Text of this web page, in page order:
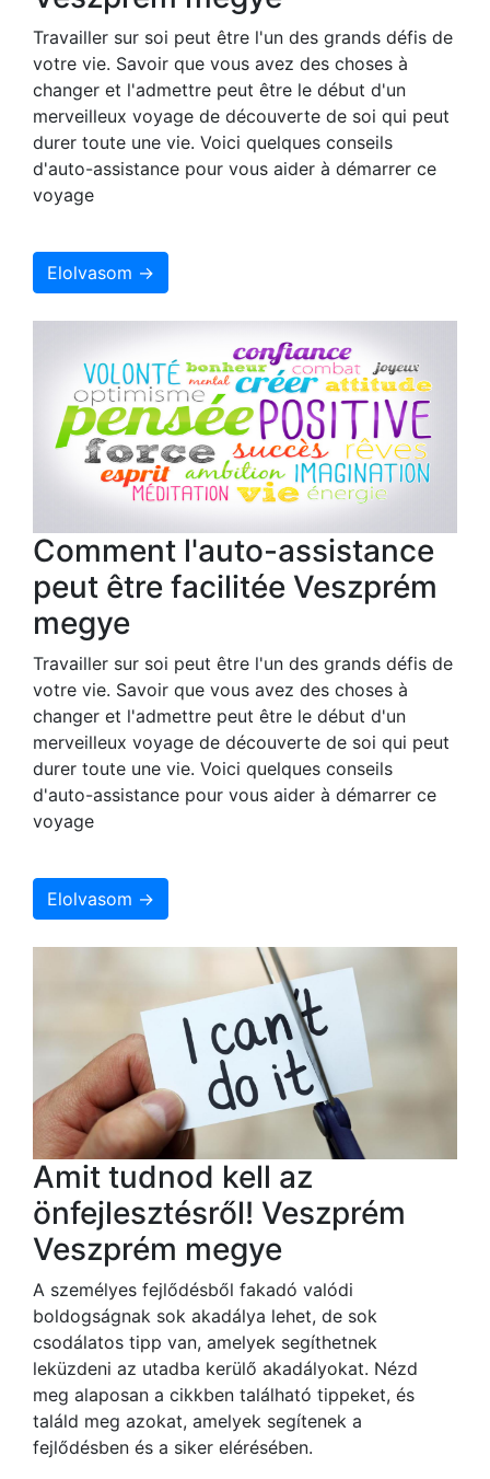
Travailler sur soi peut être l'un des grands défis de
votre vie. Savoir que vous avez des choses à
changer et l'admettre peut être le début d'un
merveilleux voyage de découverte de soi qui peut
durer toute une vie. Voici quelques conseils
d'auto-assistance pour vous aider à démarrer ce
voyage
Elolvasom →
Comment l'auto-assistance
peut être facilitée Veszprém
megye
Travailler sur soi peut être l'un des grands défis de
votre vie. Savoir que vous avez des choses à
changer et l'admettre peut être le début d'un
merveilleux voyage de découverte de soi qui peut
durer toute une vie. Voici quelques conseils
d'auto-assistance pour vous aider à démarrer ce
voyage
Elolvasom →
Amit tudnod kell az
önfejlesztésről! Veszprém
Veszprém megye
A személyes fejlődésből fakadó valódi
boldogságnak sok akadálya lehet, de sok
csodálatos tipp van, amelyek segíthetnek
leküzdeni az utadba kerülő akadályokat. Nézd
meg alaposan a cikkben található tippeket, és
találd meg azokat, amelyek segítenek a
fejlődésben és a siker elérésében.